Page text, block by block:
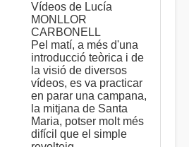
Vídeos de Lucía
MONLLOR
CARBONELL
Pel matí, a més d'una
introducció teòrica i de
la visió de diversos
vídeos, es va practicar
en parar una campana,
la mitjana de Santa
Maria, potser molt més
difícil que el simple